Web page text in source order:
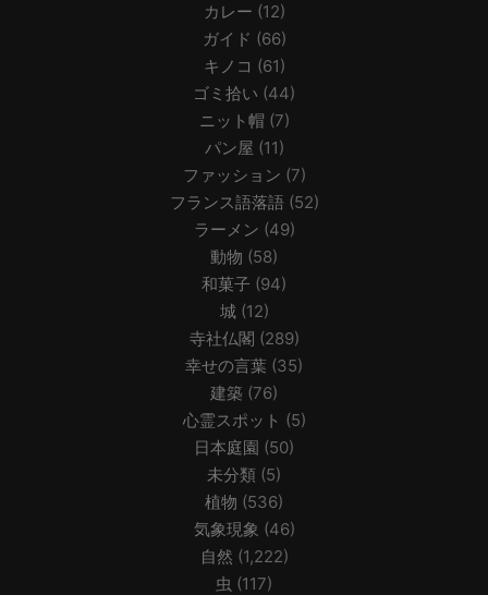
カレー (12)
ガイド (66)
キノコ (61)
ゴミ拾い (44)
ニット帽 (7)
パン屋 (11)
ファッション (7)
フランス語落語 (52)
ラーメン (49)
動物 (58)
和菓子 (94)
城(12)
寺社仏閣 (289)
幸せの言葉 (35)
建築 (76)
心霊スポット (5)
日本庭園 (50)
未分類 (5)
植物 (536)
気象現象 (46)
自然 (1,222)
虫 (117)